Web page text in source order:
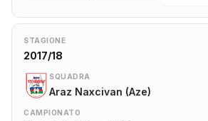
STAGIONE
2017/18
SQUADRA
Araz Naxcivan (Aze)
CAMPIONATO